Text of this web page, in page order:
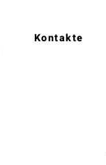
Kontakte